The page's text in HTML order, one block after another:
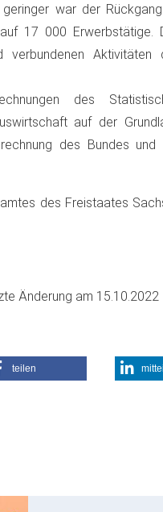
war der
17 000 Erwerbstätige.
verbundenen Aktivitäten
des
auf der
des Bundes und
des Freistaates
Änderung am 15.10.2022
teilen